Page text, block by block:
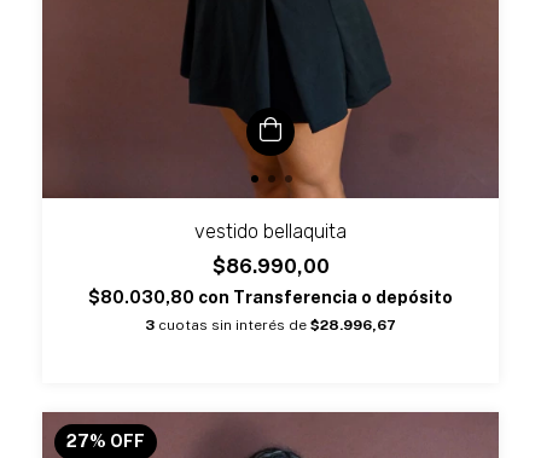
vestido bellaquita
$86.990,00
$80.030,80 con Transferencia o depósito
3 cuotas sin interés de $28.996,67
27% OFF